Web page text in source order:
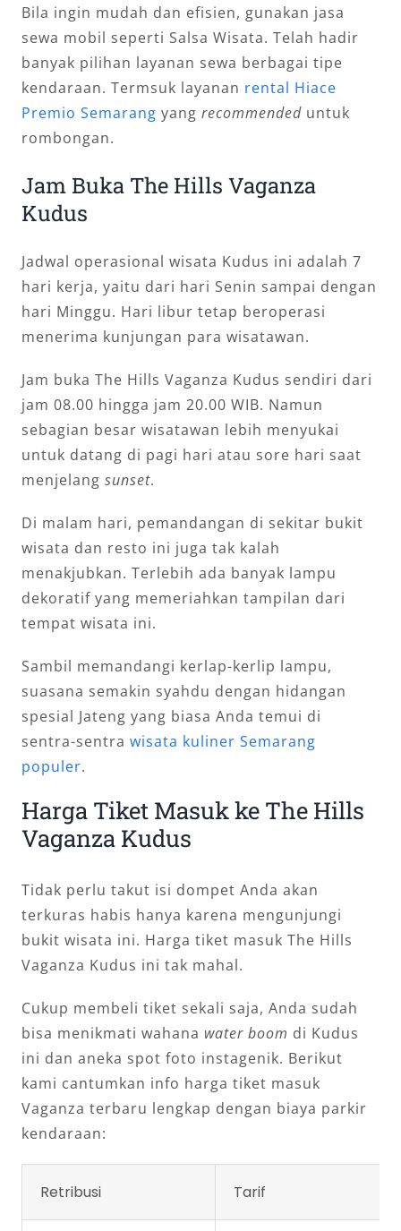
Bila ingin mudah dan efisien, gunakan jasa
sewa mobil seperti Salsa Wisata. Telah hadir
banyak pilihan layanan sewa berbagai tipe
kendaraan. Termsuk layanan rental Hiace
Premio Semarang yang recommendeduntuk
rombongan.
Jam Buka The Hills Vaganza
Kudus
Jadwal operasional wisata Kudus ini adalah 7
hari kerja, yaitu dari hari Senin sampai dengan
hari Minggu. Hari libur tetap beroperasi
menerima kunjungan para wisatawan.
Jam buka The Hills Vaganza Kudus sendiri dari
jam 08.00 hingga jam 20.00 WIB. Namun
sebagian besar wisatawan lebih menyukai
untuk datang di pagi hari atau sore hari saat
menjelang sunset.
Di malam hari, pemandangan di sekitar bukit
wisata dan resto ini juga tak kalah
menakjubkan. Terlebih ada banyak lampu
dekoratif yang memeriahkan tampilan dari
tempat wisata ini.
Sambil memandangi kerlap-kerlip lampu,
suasana semakin syahdu dengan hidangan
spesial Jateng yang biasa Anda temui di
sentra-sentra wisata kuliner Semarang
populer.
Harga Tiket Masuk ke The Hills
Vaganza Kudus
Tidak perlu takut isi dompet Anda akan
terkuras habis hanya karena mengunjungi
bukit wisata ini. Harga tiket masuk The Hills
Vaganza Kudus ini tak mahal.
Cukup membeli tiket sekali saja, Anda sudah
bisa menikmati wahana water boom di Kudus
ini dan aneka spot foto instagenik. Berikut
kami cantumkan info harga tiket masuk
Vaganza terbaru lengkap dengan biaya parkir
kendaraan:
Retribusi Tarif